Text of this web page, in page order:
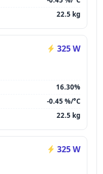
22.5 kg
325 W
16.30%
-0.45 %/°C
22.5 kg
325 W